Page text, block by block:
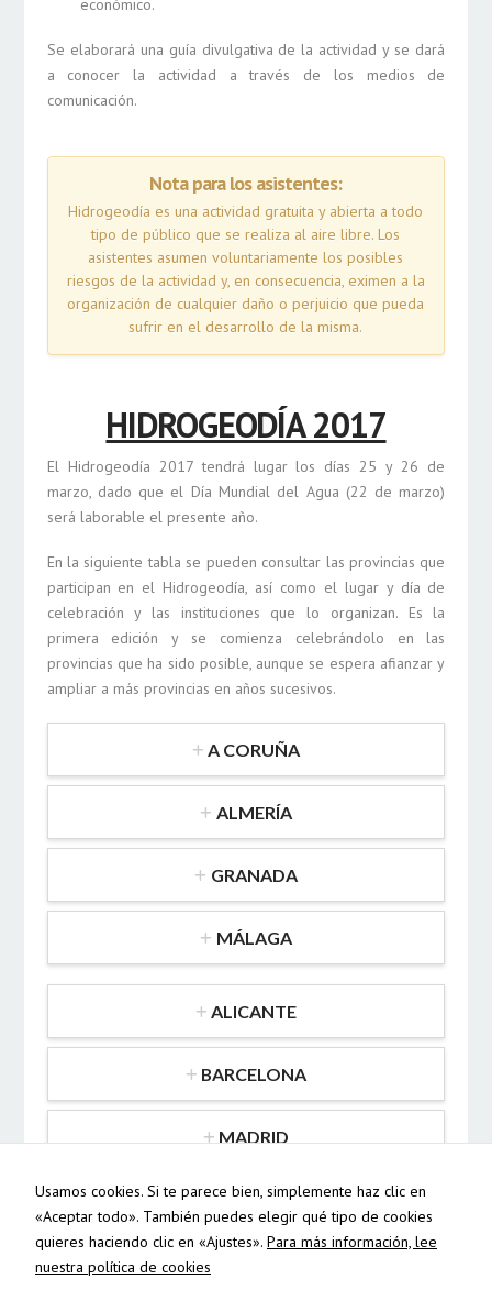
económico.
Se elaborará una guía divulgativa de la actividad y se dará
a conocer la actividad a través de los medios de
comunicación.
Nota para los asistentes:
Hidrogeodía es una actividad gratuita y abierta a todo
tipo de público que se realiza al aire libre. Los
asistentes asumen voluntariamente los posibles
riesgos de la actividad y, en consecuencia, eximen a la
organización de cualquier daño o perjuicio que pueda
sufrir en el desarrollo de la misma.
HIDROGEODÍA 2017
El Hidrogeodía 2017 tendrá lugar los días 25 y 26 de
marzo, dado que el Día Mundial del Agua (22 de marzo)
será laborable el presente año.
En la siguiente tabla se pueden consultar las provincias que
participan en el Hidrogeodía, así como el lugar y día de
celebración y las instituciones que lo organizan. Es la
primera edición y se comienza celebrándolo en las
provincias que ha sido posible, aunque se espera afianzar y
ampliar a más provincias en años sucesivos.
A CORUÑA
ALMERÍA
GRANADA
MÁLAGA
ALICANTE
BARCELONA
MADRID
MURCIA
Usamos cookies. Si te parece bien, simplemente haz clic en
«Aceptar todo». También puedes elegir qué tipo de cookies
quieres haciendo clic en «Ajustes». Para más información, lee
nuestra política de cookies
Experiencia
Para que
durante tu
visita. Si
cookies,
algunas
funcionalidades
desaparecerán
de la web.